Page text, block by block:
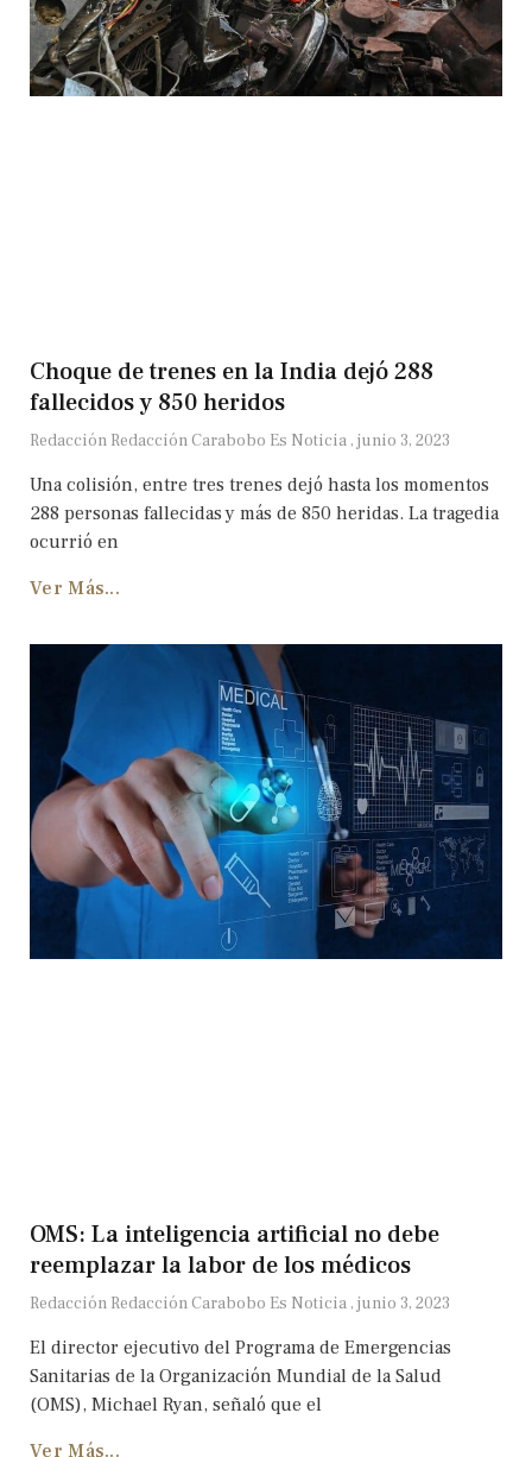
Choque de trenes en la India dejó 288
fallecidos y 850 heridos
Redacción Redacción Carabobo Es Noticia junio 3, 2023
Una colisión, entre tres trenes dejó hasta los momentos
288 personas fallecidas y más de 850 heridas. La tragedia
ocurrió en
Ver Más...
OMS: La inteligencia artificial no debe
reemplazar la labor de los médicos
Redacción Redacción Carabobo Es Noticia junio 3, 2023
El director ejecutivo del Programa de Emergencias
Sanitarias de la Organización Mundial de la Salud
(OMS), Michael Ryan, señaló que el
Ver Más...